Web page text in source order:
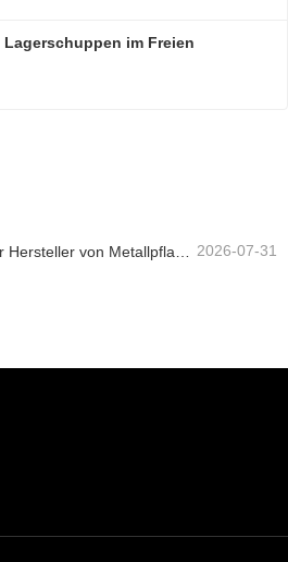
Lagerschuppen im Freien
Kundenspezifischer Hersteller von Metallpflanzkästen mit Gitter in China für Lösungen im Außenbereich zur Privatsphäre im Garten 2026-07-31